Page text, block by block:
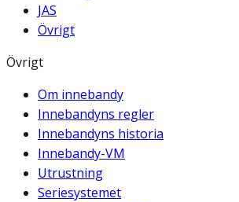
JAS
Övrigt
Övrigt
Om innebandy
Innebandyns regler
Innebandyns historia
Innebandy-VM
Utrustning
Seriesystemet